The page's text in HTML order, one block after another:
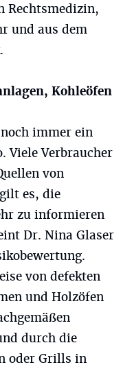
Rechtsmedizin,
und aus dem
Kohleöfen
immer ein
Viele Verbraucher
von
es, die
zu informieren
Dr. Nina Glaser
von defekten
und Holzöfen
durch die
oder Grills in